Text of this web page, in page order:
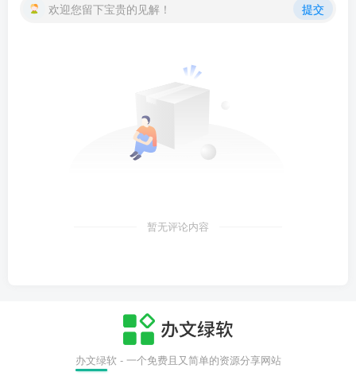
欢迎您留下宝贵的见解！ 提交
暂无评论内容
办文绿软 - 一个免费且又简单的资源分享网站